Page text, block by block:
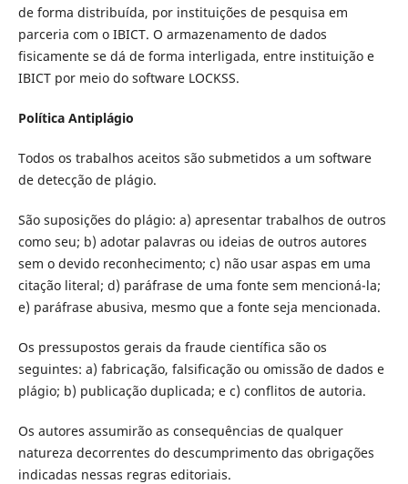
de forma distribuída, por instituições de pesquisa em
parceria com o IBICT. O armazenamento de dados
fisicamente se dá de forma interligada, entre instituição e
IBICT por meio do software LOCKSS.
Política Antiplágio
Todos os trabalhos aceitos são submetidos a um software
de detecção de plágio.
São suposições do plágio: a) apresentar trabalhos de outros
como seu; b) adotar palavras ou ideias de outros autores
sem o devido reconhecimento; c) não usar aspas em uma
citação literal; d) paráfrase de uma fonte sem mencioná-la;
e) paráfrase abusiva, mesmo que a fonte seja mencionada.
Os pressupostos gerais da fraude científica são os
seguintes: a) fabricação, falsificação ou omissão de dados e
plágio; b) publicação duplicada; e c) conflitos de autoria.
Os autores assumirão as consequências de qualquer
natureza decorrentes do descumprimento das obrigações
indicadas nessas regras editoriais.